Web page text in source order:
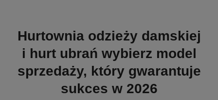
Hurtownia odzieży damskiej
i hurt ubrań wybierz model
sprzedaży, który gwarantuje
sukces w 2026